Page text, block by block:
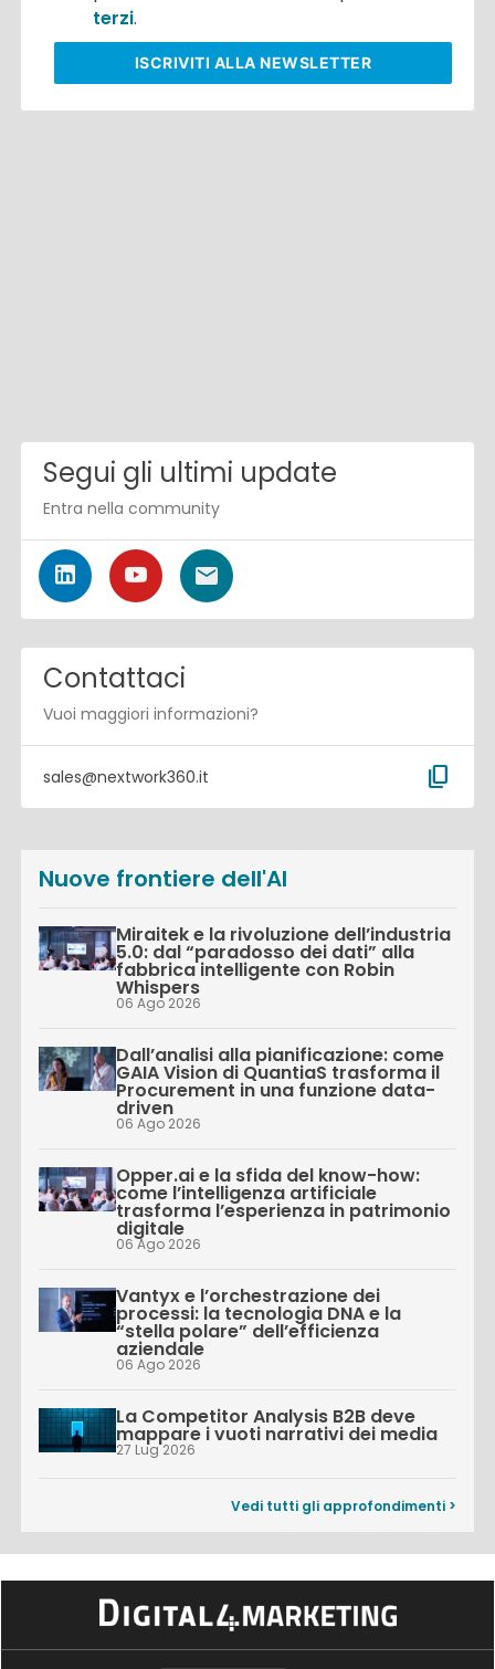
terzi.
ISCRIVITI ALLA NEWSLETTER
Segui gli ultimi update
Entra nella community
Contattaci
Vuoi maggiori informazioni?
sales@nextwork360.it content_copy
Nuove frontiere dell'AI
Miraitek e la rivoluzione dell’industria
5.0: dal “paradosso dei dati” alla
fabbrica intelligente con Robin
Whispers
06 Ago 2026
Dall’analisi alla pianificazione: come
GAIA Vision di QuantiaS trasforma il
Procurement in una funzione data-
driven
06 Ago 2026
Opper.ai e la sfida del know-how:
come l’intelligenza artificiale
trasforma l’esperienza in patrimonio
digitale
06 Ago 2026
Vantyx e l’orchestrazione dei
processi: la tecnologia DNA e la
“stella polare” dell’efficienza
aziendale
06 Ago 2026
La Competitor Analysis B2B deve
mappare i vuoti narrativi dei media
27 Lug 2026
Vedi tutti gli approfondimenti >